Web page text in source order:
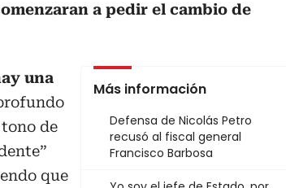
a pedir el cambio de
Más información
Defensa de Nicolás Petro
recusó al fiscal general
Francisco Barbosa
una
de
que